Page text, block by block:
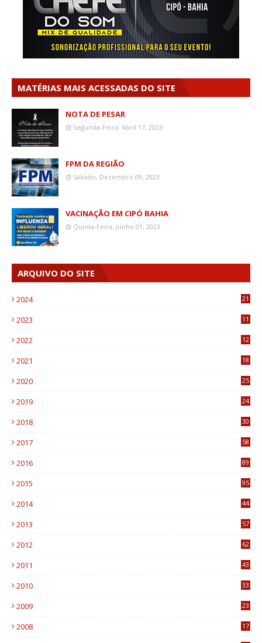
MATÉRIAS MAIS ACESSADAS DO SITE
NOTA DE PESAR
Segunda-Feira, Abril 17, 2023
FPM DA REGIÃO
Sábado, Dezembro 09, 2023
VACINAÇÃO EM CIPÓ BAHIA
Quinta-Feira, Junho 01, 2023
ARQUIVO DO SITE
2024 21
2023
11
2022
12
2021
18
2020
25
2019
24
2018
30
2017
58
2016
89
2015
95
2014
44
2013
57
2012
62
2011
43
2010
33
2009
23
2008
17